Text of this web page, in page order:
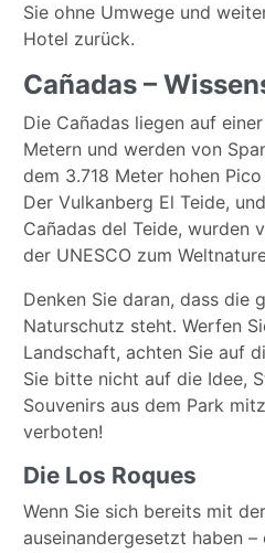
Sie ohne Umwege und
Hotel zurück.
Cañadas –
Die Cañadas liegen auf
Metern und werden von
dem 3.718 Meter hohen
Der Vulkanberg El Teide,
Cañadas del Teide, wurden
der UNESCO zum
Denken Sie daran, dass die
Naturschutz steht. Werfen
Landschaft, achten Sie auf
Sie bitte nicht auf die Idee,
Souvenirs aus dem Park
verboten!
Die Los Roques
Wenn Sie sich bereits mit
auseinandergesetzt haben